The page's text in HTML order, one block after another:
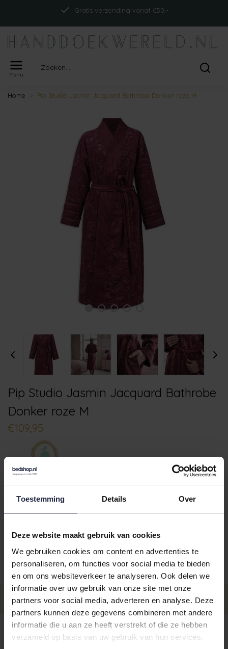
Toestemming Details Over
Deze website maakt gebruik van cookies
We gebruiken cookies om content en advertenties te
personaliseren, om functies voor social media te bieden
en om ons websiteverkeer te analyseren. Ook delen we
informatie over uw gebruik van onze site met onze
partners voor social media, adverteren en analyse. Deze
partners kunnen deze gegevens combineren met andere
informatie die u aan ze heeft verstrekt of die ze hebben
verzameld op basis van uw gebruik van hun services.
Gratis verzending vanaf €50,-
Menu
Home Pip Studio Jasmin Jacquard Bathrobe Donker roze M
Pip Studio Jasmin Jacquard Bathrobe
Donker roze M
€109,95
Kies je kleur: donker roze
Aantal Maat Prijs
Maat XS
- Levertijd: 3-5 werkdagen
€109,95
Incl. BTW
Maat M
- Levertijd: 3-5 werkdagen
€109,95
Incl. BTW